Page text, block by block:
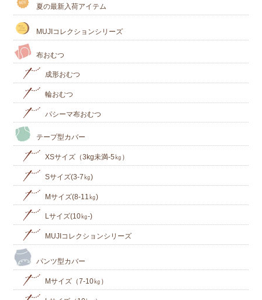
夏の最新入荷アイテム
MUJIコレクションシリーズ
布おむつ
成形おむつ
輪おむつ
パシーマ布おむつ
テープ型カバー
XSサイズ（3kg未満-5㎏）
Sサイズ(3-7㎏)
Mサイズ(8-11㎏)
Lサイズ(10㎏‐)
MUJIコレクションシリーズ
パンツ型カバー
Mサイズ（7-10㎏）